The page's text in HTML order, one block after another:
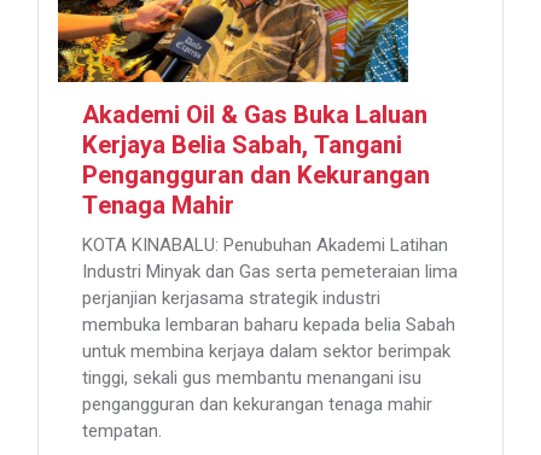
Akademi Oil & Gas Buka Laluan
Kerjaya Belia Sabah, Tangani
Pengangguran dan Kekurangan
Tenaga Mahir
KOTA KINABALU: Penubuhan Akademi Latihan
Industri Minyak dan Gas serta pemeteraian lima
perjanjian kerjasama strategik industri
membuka lembaran baharu kepada belia Sabah
untuk membina kerjaya dalam sektor berimpak
tinggi, sekali gus membantu menangani isu
pengangguran dan kekurangan tenaga mahir
tempatan.